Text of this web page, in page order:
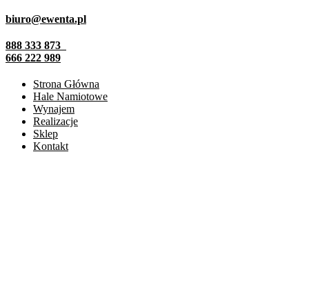
biuro@ewenta.pl
888 333 873
666 222 989
Strona Główna
Hale Namiotowe
Wynajem
Realizacje
Sklep
Kontakt